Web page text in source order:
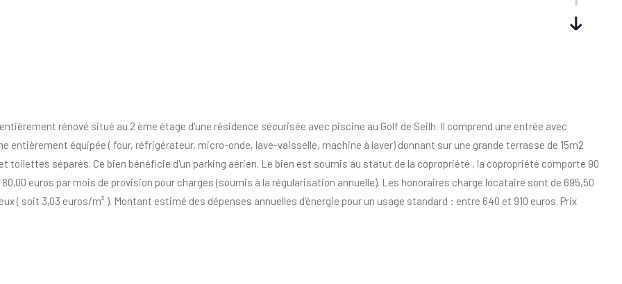
rénové situé au 2 ème étage d'une résidence sécurisée avec piscine au Golf de Seilh. Il comprend une entrée avec
entièrement équipée ( four, réfrigérateur, micro-onde, lave-vaisselle, machine à laver) donnant sur une grande terrasse de 15m2
toilettes séparés. Ce bien bénéficie d'un parking aérien. Le bien est soumis au statut de la copropriété , la copropriété comporte 90
euros par mois de provision pour charges (soumis à la régularisation annuelle). Les honoraires charge locataire sont de 695,50
( soit 3,03 euros/m² ). Montant estimé des dépenses annuelles d'énergie pour un usage standard : entre 640 et 910 euros. Prix